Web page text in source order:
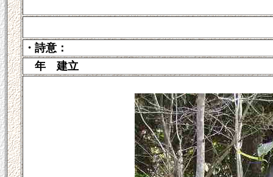
・詩意：
年 建立